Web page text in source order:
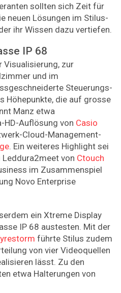
sollten sich Zeit für
neuen Lösungen im Stilus-
ihr Wissen dazu vertiefen.
IP 68
Visualisierung, zur
und im
Steuerungs-
Höhepunkte, die auf grosse
Manz etwa
HD-Auflösung von Casio
Cloud-Management-
. Ein weiteres Highlight sei
von Ctouch
im Zusammenspiel
Novo Enterprise
ein Xtreme Display
IP 68 austesten. Mit der
führte Stilus zudem
von vier Videoquellen
lässt. Zu den
etwa Halterungen von